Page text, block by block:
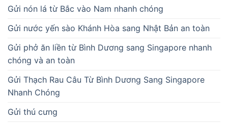
Gửi nón lá từ Bắc vào Nam nhanh chóng
Gửi nước yến sào Khánh Hòa sang Nhật Bản an toàn
Gửi phở ăn liền từ Bình Dương sang Singapore nhanh
chóng và an toàn
Gửi Thạch Rau Câu Từ Bình Dương Sang Singapore
Nhanh Chóng
Gửi thú cưng